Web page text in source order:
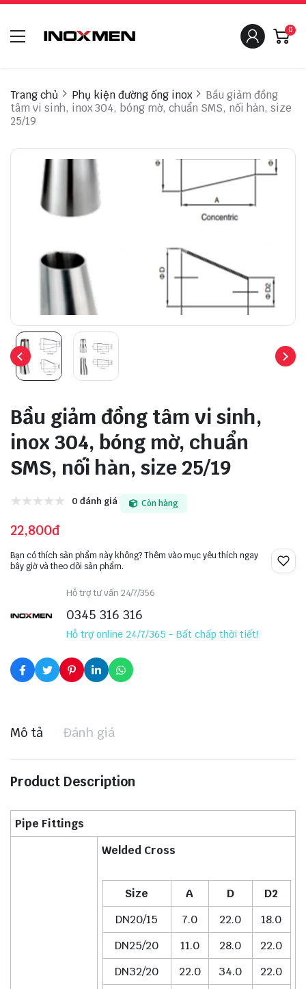
0
Trang chủ Phụ kiện đường ống inox
Bầu giảm đồng
tâm vi sinh, inox 304, bóng mờ, chuẩn SMS, nối hàn, size
25/19
Bầu giảm đồng tâm vi sinh,
inox 304, bóng mờ, chuẩn
SMS, nối hàn, size 25/19
0 đánh giá Còn hàng
22,800đ
Bạn có thích sản phẩm này không? Thêm vào mục yêu thích ngay
bây giờ và theo dõi sản phẩm.
Hỗ trợ tư vấn 24/7/356
0345 316 316
Hỗ trợ online 24/7/365 - Bất chấp thời tiết!
Mô tả Đánh giá
Product Description
Pipe Fittings
Welded Cross
Size A D
D2
DN20/15
7.0 22.0
18.0
DN25/20
11.0 28.0
22.0
DN32/20
22.0 34.0
22.0